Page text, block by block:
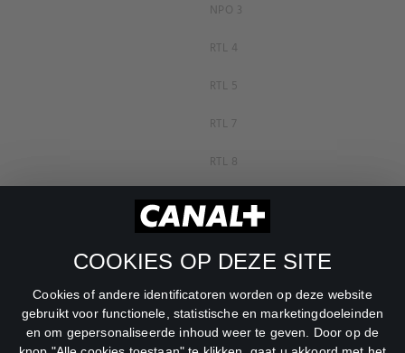
COOKIES OP DEZE SITE
Cookies of andere identificatoren worden op deze website
gebruikt voor functionele, statistische en marketingdoeleinden
en om gepersonaliseerde inhoud weer te geven. Door op de
NPO 3
RTL 4
RTL 5
RTL 7
RTL 8
RTL Z
SBS6
Veronica